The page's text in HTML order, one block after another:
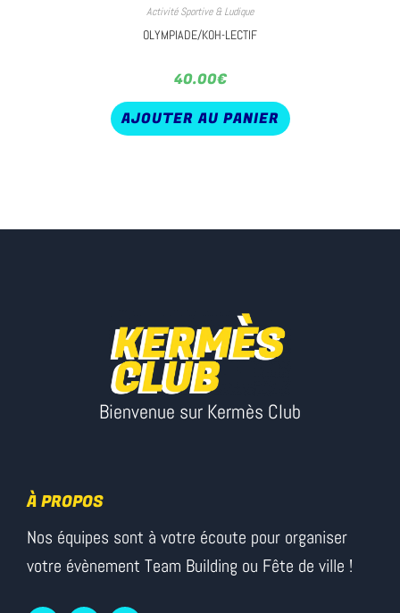
Activité Sportive & Ludique
OLYMPIADE/KOH-LECTIF
40.00€
AJOUTER AU PANIER
Bienvenue sur Kermès Club
À PROPOS
Nos équipes sont à votre écoute pour organiser
votre évènement Team Building ou Fête de ville !